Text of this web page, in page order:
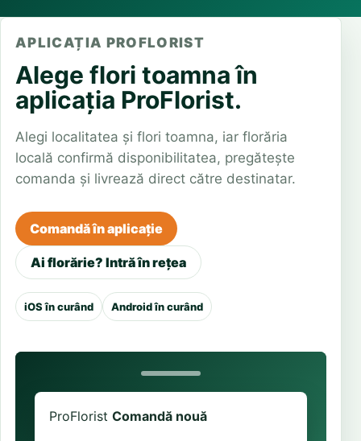
APLICAȚIA PROFLORIST
Alege flori toamna în
aplicația ProFlorist.
Alegi localitatea și flori toamna, iar florăria
locală confirmă disponibilitatea, pregătește
comanda și livrează direct către destinatar.
Comandă în aplicație
Ai florărie? Intră în rețea
iOS în curând Android în curând
ProFlorist Comandă nouă